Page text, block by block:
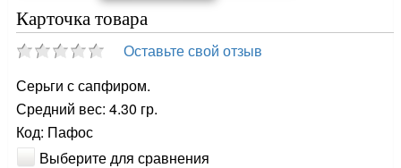
Карточка товара
Оставьте свой отзыв
Серьги с сапфиром.
Средний вес: 4.30 гр.
Код: Пафос
Выберите для сравнения